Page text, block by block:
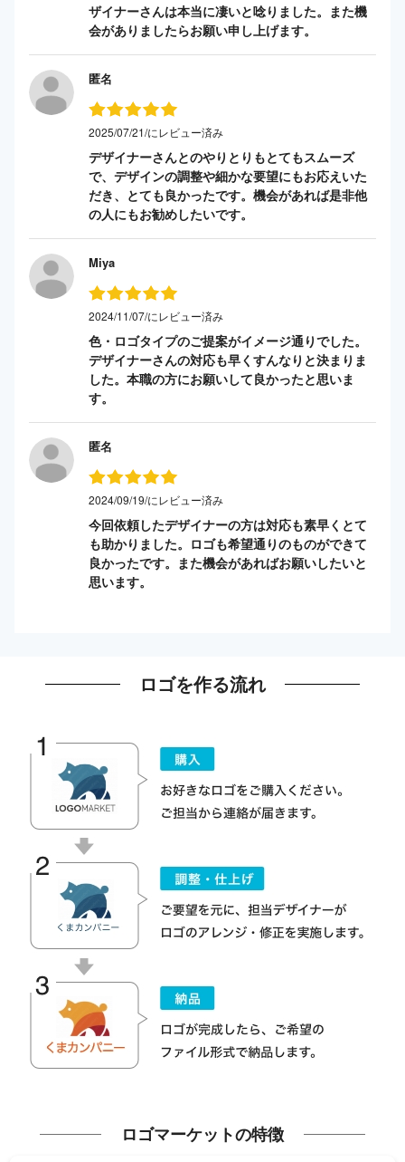
ザイナーさんは本当に凄いと唸りました。また機
会がありましたらお願い申し上げます。
匿名
2025/07/21/にレビュー済み
デザイナーさんとのやりとりもとてもスムーズ
で、デザインの調整や細かな要望にもお応えいた
だき、とても良かったです。機会があれば是非他
の人にもお勧めしたいです。
Miya
2024/11/07/にレビュー済み
色・ロゴタイプのご提案がイメージ通りでした。
デザイナーさんの対応も早くすんなりと決まりま
した。本職の方にお願いして良かったと思いま
す。
匿名
2024/09/19/にレビュー済み
今回依頼したデザイナーの方は対応も素早くとて
も助かりました。ロゴも希望通りのものができて
良かったです。また機会があればお願いしたいと
思います。
ロゴを作る流れ
ロゴマーケットの特徴